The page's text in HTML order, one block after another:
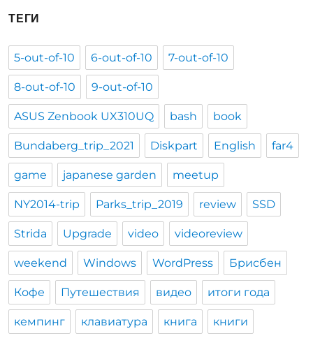
ТЕГИ
5-out-of-10 6-out-of-10 7-out-of-10
8-out-of-10 9-out-of-10
ASUS Zenbook UX310UQ bash book
Bundaberg_trip_2021 Diskpart English far4
game japanese garden meetup
NY2014-trip Parks_trip_2019 review SSD
Strida Upgrade video videoreview
weekend Windows WordPress Брисбен
Кофе Путешествия видео итоги года
кемпинг клавиатура книга книги